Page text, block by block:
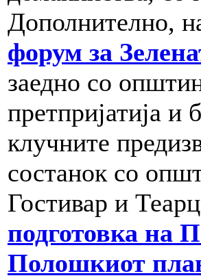
Дополнително,
форум за
заедно со
претпријатија и
клучните
состанок со
Гостивар и
подготовка на
Полошкиот